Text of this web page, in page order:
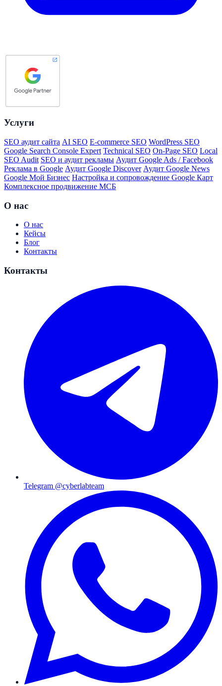
Услуги
SEO аудит сайта AI SEO E-commerce SEO WordPress SEO
Google Search Console Expert Technical SEO On-Page SEO Local
SEO Audit SEO и аудит рекламы Аудит Google Ads / Facebook
Реклама в Google Аудит Google Discover Аудит Google News
Google Мой Бизнес Настройка и сопровождение Google Карт
Комплексное продвижение МСБ
О нас
О нас
Кейсы
Блог
Контакты
Контакты
Telegram @cyberlabteam